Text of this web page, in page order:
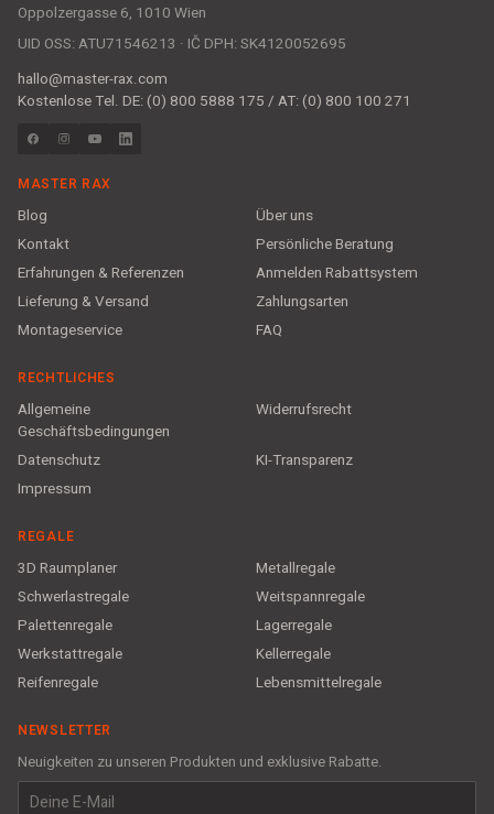
Oppolzergasse 6, 1010 Wien
UID OSS: ATU71546213 · IČ DPH: SK4120052695
hallo@master-rax.com
Kostenlose Tel. DE: (0) 800 5888 175 / AT: (0) 800 100 271
MASTER RAX
Blog
Über uns
Kontakt
Persönliche Beratung
Erfahrungen & Referenzen
Anmelden Rabattsystem
Lieferung & Versand
Zahlungsarten
Montageservice
FAQ
RECHTLICHES
Allgemeine
Geschäftsbedingungen
Widerrufsrecht
Datenschutz
KI-Transparenz
Impressum
REGALE
3D Raumplaner
Metallregale
Schwerlastregale
Weitspannregale
Palettenregale
Lagerregale
Werkstattregale
Kellerregale
Reifenregale
Lebensmittelregale
NEWSLETTER
Neuigkeiten zu unseren Produkten und exklusive Rabatte.